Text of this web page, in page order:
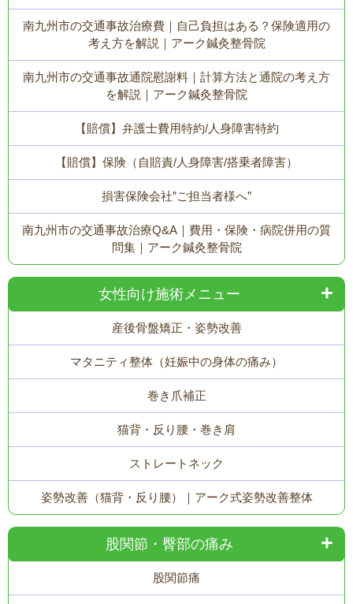
南九州市の交通事故治療費｜自己負担はある？保険適用の
考え方を解説｜アーク鍼灸整骨院
南九州市の交通事故通院慰謝料｜計算方法と通院の考え方
を解説｜アーク鍼灸整骨院
【賠償】弁護士費用特約/人身障害特約
【賠償】保険（自賠責/人身障害/搭乗者障害）
損害保険会社”ご担当者様へ”
南九州市の交通事故治療Q&A｜費用・保険・病院併用の質
問集｜アーク鍼灸整骨院
女性向け施術メニュー
産後骨盤矯正・姿勢改善
マタニティ整体（妊娠中の身体の痛み）
巻き爪補正
猫背・反り腰・巻き肩
ストレートネック
姿勢改善（猫背・反り腰）｜アーク式姿勢改善整体
股関節・臀部の痛み
股関節痛